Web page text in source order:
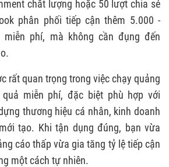
chất lượng hoặc 50 lượt chia sẻ
phân phối tiếp cận thêm 5.000 -
miễn phí, mà không cần đụng đến
rất quan trọng trong việc chạy quảng
quả miễn phí, đặc biệt phù hợp với
thương hiệu cá nhân, kinh doanh
tạo. Khi tận dụng đúng, bạn vừa
cáo thấp vừa gia tăng tỷ lệ tiếp cận
một cách tự nhiên.